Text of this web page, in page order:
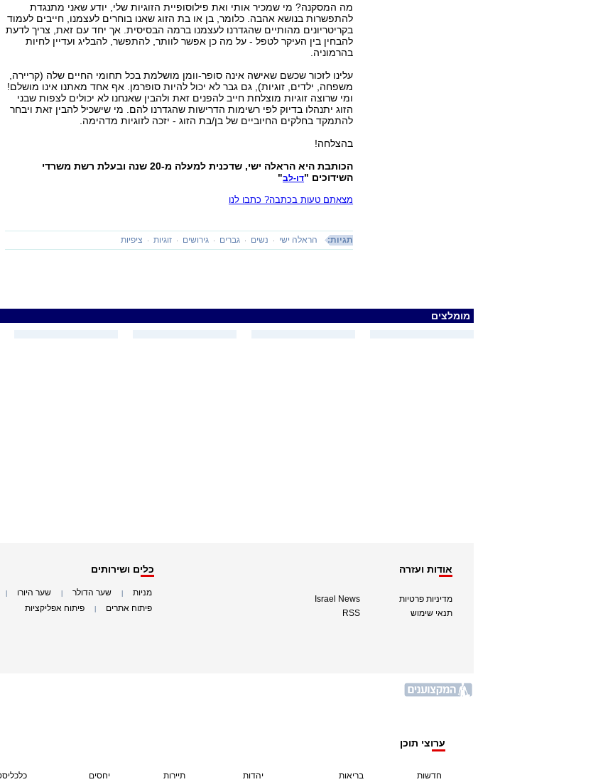
מה המסקנה? מי שמכיר אותי ואת פילוסופיית הזוגיות שלי, יודע שאני מתנגדת
להתפשרות בנושא אהבה. כלומר, בן או בת הזוג שאנו בוחרים לעצמנו, חייבים לעמוד
בקריטריונים מהותיים שהגדרנו לעצמנו ברמה הבסיסית. אך יחד עם זאת, צריך לדעת
להבחין בין העיקר לטפל - על מה כן אפשר לוותר, להתפשר, להבליג ועדיין לחיות
בהרמוניה.
עלינו לזכור שכשם שאישה אינה סופר-וומן מושלמת בכל תחומי החיים שלה (קריירה,
משפחה, ילדים, זוגיות), גם גבר לא יכול להיות סופרמן. אף אחד מאתנו אינו מושלם!
ומי שרוצה זוגיות מוצלחת חייב להפנים זאת ולהבין שאנחנו לא יכולים לצפות שבני
הזוג יתנהלו בדיוק לפי רשימות הדרישות שהגדרנו להם. מי שישכיל להבין זאת ויבחר
להתמקד בחלקים החיוביים של בן/בת הזוג - יזכה לזוגיות מדהימה.
בהצלחה!
הכותבת היא הראלה ישי, שדכנית למעלה מ-20 שנה ובעלת רשת משרדי
השידוכים "דו-לב"
מצאתם טעות בכתבה? כתבו לנו
תגיות: הראלה ישי נשים גברים גירושים זוגיות ציפיות
מומלצים
אודות ועזרה
מדיניות פרטיות
תנאי שימוש
Israel News
RSS
כלים ושירותים
מניות שער הדולר שער היורו
פיתוח אתרים פיתוח אפליקציות
ערוצי תוכן
חדשות בריאות יהדות תיירות יחסים